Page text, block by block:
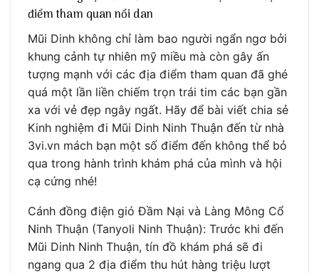
điểm tham quan nổi dan
Mũi Dinh không chỉ làm bao người ngẩn ngơ bởi
khung cảnh tự nhiên mỹ miều mà còn gây ấn
tượng mạnh với các địa điểm tham quan đã ghé
quá một lần liền chiếm trọn trái tim các bạn gần
xa với vẻ đẹp ngây ngất. Hãy để bài viết chia sẻ
Kinh nghiệm đi Mũi Dinh Ninh Thuận đến từ nhà
3vi.vn mách bạn một số điểm đến không thể bỏ
qua trong hành trình khám phá của mình và hội
cạ cứng nhé!
Cánh đồng điện gió Đầm Nại và Làng Mông Cổ
Ninh Thuận (Tanyoli Ninh Thuận): Trước khi đến
Mũi Dinh Ninh Thuận, tín đồ khám phá sẽ đi
ngang qua 2 địa điểm thu hút hàng triệu lượt